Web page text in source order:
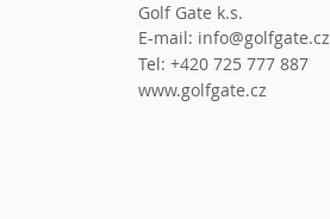
Golf Gate k.s.
E-mail: info@golfgate.cz
Tel: +420 725 777 887
www.golfgate.cz